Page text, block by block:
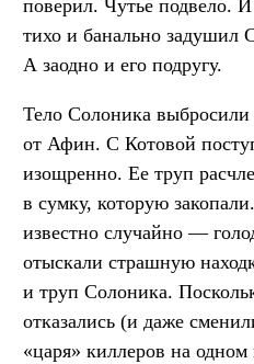
поверил. Чутье подвело.
тихо и банально задушил
А заодно и его подругу.
Тело Солоника выбросили
от Афин. С Котовой
изощренно. Ее труп
в сумку, которую
известно случайно —
отыскали страшную
и труп Солоника.
отказались (и даже
«царя» киллеров на